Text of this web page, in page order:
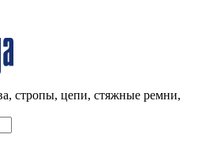
стропы, цепи, стяжные ремни,